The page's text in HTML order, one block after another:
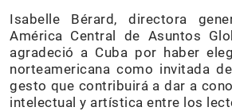
Isabelle Bérard, directora
América Central de Asuntos
agradeció a Cuba por haber
norteamericana como invitada
gesto que contribuirá a dar a
intelectual y artística entre los